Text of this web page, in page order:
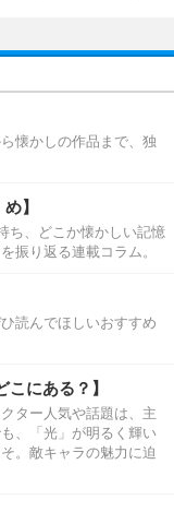
懐かしの作品まで、独
】
ち、どこか懐かしい記憶
振り返る連載コラム。
読んでほしいおすすめ
こにある？】
ター人気や話題は、主
、「光」が明るく輝い
。敵キャラの魅力に迫